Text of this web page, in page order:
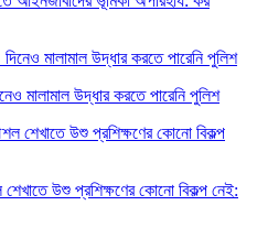
মালামাল উদ্ধার করতে পারেনি পুলিশ
উশু প্রশিক্ষণের কোনো বিকল্প নেই: